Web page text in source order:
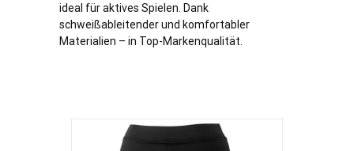
ideal für aktives Spielen. Dank
schweißableitender und komfortabler
Materialien – in Top-Markenqualität.